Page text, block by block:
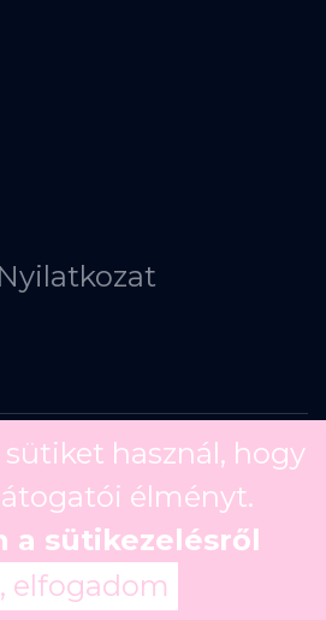
© 2026
használ, hogy
élményt.
a sütikezelésről
elfogadom